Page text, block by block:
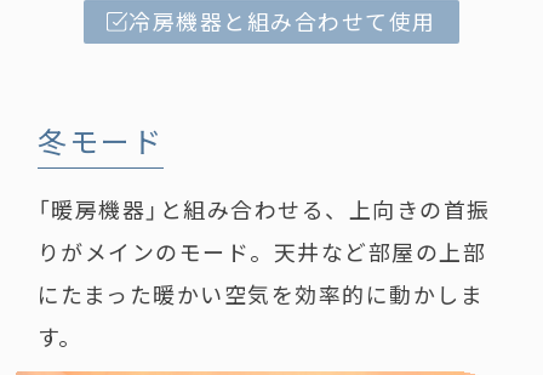
冷房機器と組み合わせて使用
冬モード
「暖房機器」と組み合わせる、上向きの首振
りがメインのモード。天井など部屋の上部
にたまった暖かい空気を効率的に動かしま
す。